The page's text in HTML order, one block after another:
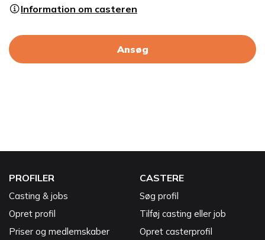
Information om casteren
Ansøg
PROFILER
Casting & jobs
Opret profil
Priser og medlemskaber
CASTERE
Søg profil
Tilføj casting eller job
Opret casterprofil